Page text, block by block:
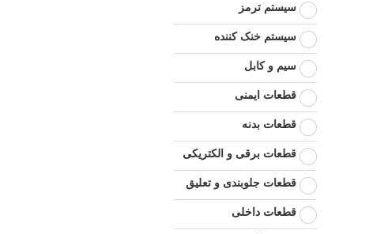
سیستم ترمز
سیستم خنک کننده
سیم و کابل
قطعات ایمنی
قطعات بدنه
قطعات برقی و الکتریکی
قطعات جلوبندی و تعلیق
قطعات داخلی